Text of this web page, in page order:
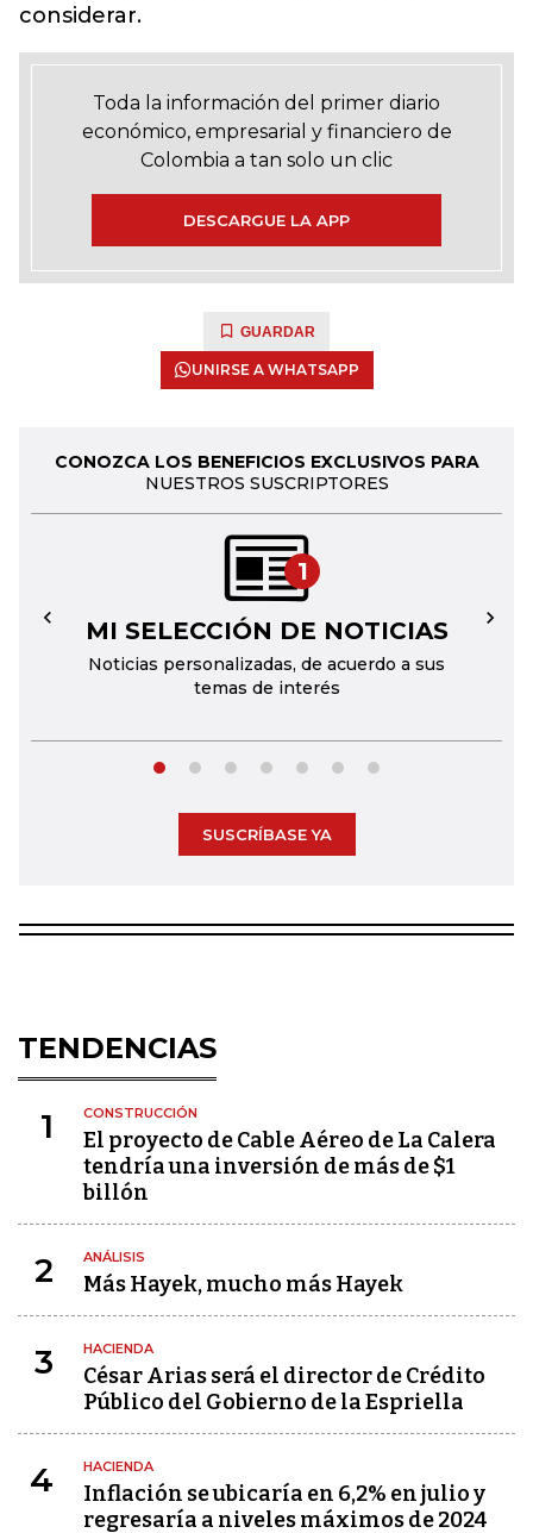
considerar.
Toda la información del primer diario
económico, empresarial y financiero de
Colombia a tan solo un clic
DESCARGUE LA APP
GUARDAR
UNIRSE A WHATSAPP
CONOZCA LOS BENEFICIOS EXCLUSIVOS PARA
NUESTROS SUSCRIPTORES
1
MI SELECCIÓN DE NOTICIAS
Noticias personalizadas, de acuerdo a sus
temas de interés
← →
SUSCRÍBASE YA
TENDENCIAS
1 CONSTRUCCIÓN
El proyecto de Cable Aéreo de La Calera
tendría una inversión de más de $1
billón
2 ANÁLISIS
Más Hayek, mucho más Hayek
3 HACIENDA
César Arias será el director de Crédito
Público del Gobierno de la Espriella
4 HACIENDA
Inflación se ubicaría en 6,2% en julio y
regresaría a niveles máximos de 2024